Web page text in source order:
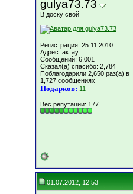
gulya73.73
В доску свой
Регистрация: 25.11.2010
Адрес: актау
Сообщений: 6,001
Сказал(а) спасибо: 2,784
Поблагодарили 2,650 раз(а) в
1,727 сообщениях
Подарков: 11
Вес репутации: 177
01.07.2012, 12:53